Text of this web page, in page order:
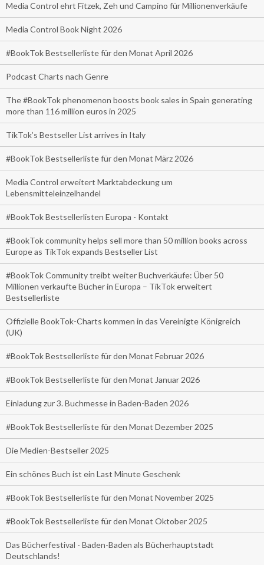
Media Control ehrt Fitzek, Zeh und Campino für Millionenverkäufe
Media Control Book Night 2026
#BookTok Bestsellerliste für den Monat April 2026
Podcast Charts nach Genre
The #BookTok phenomenon boosts book sales in Spain generating
more than 116 million euros in 2025
TikTok’s Bestseller List arrives in Italy
#BookTok Bestsellerliste für den Monat März 2026
Media Control erweitert Marktabdeckung um
Lebensmitteleinzelhandel
#BookTok Bestsellerlisten Europa - Kontakt
#BookTok community helps sell more than 50 million books across
Europe as TikTok expands Bestseller List
#BookTok Community treibt weiter Buchverkäufe: Über 50
Millionen verkaufte Bücher in Europa – TikTok erweitert
Bestsellerliste
Offizielle BookTok-Charts kommen in das Vereinigte Königreich
(UK)
#BookTok Bestsellerliste für den Monat Februar 2026
#BookTok Bestsellerliste für den Monat Januar 2026
Einladung zur 3. Buchmesse in Baden-Baden 2026
#BookTok Bestsellerliste für den Monat Dezember 2025
Die Medien-Bestseller 2025
Ein schönes Buch ist ein Last Minute Geschenk
#BookTok Bestsellerliste für den Monat November 2025
#BookTok Bestsellerliste für den Monat Oktober 2025
Das Bücherfestival - Baden-Baden als Bücherhauptstadt
Deutschlands!